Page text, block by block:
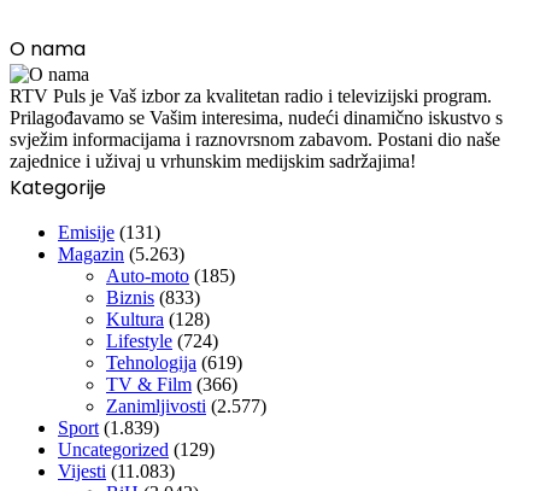
O nama
RTV Puls je Vaš izbor za kvalitetan radio i televizijski program.
Prilagođavamo se Vašim interesima, nudeći dinamično iskustvo s
svježim informacijama i raznovrsnom zabavom. Postani dio naše
zajednice i uživaj u vrhunskim medijskim sadržajima!
Kategorije
Emisije (131)
Magazin (5.263)
Auto-moto (185)
Biznis (833)
Kultura (128)
Lifestyle (724)
Tehnologija (619)
TV & Film (366)
Zanimljivosti (2.577)
Sport (1.839)
Uncategorized (129)
Vijesti (11.083)